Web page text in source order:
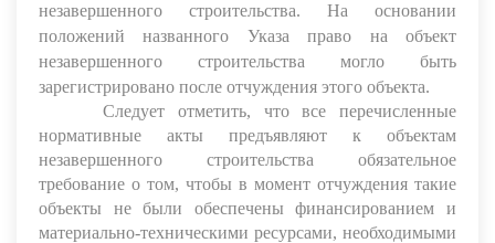
незавершенного строительства. На основании
положений названного Указа право на объект
незавершенного строительства могло быть
зарегистрировано после отчуждения этого объекта.
Следует отметить, что все перечисленные
нормативные акты предъявляют к объектам
незавершенного строительства обязательное
требование о том, чтобы в момент отчуждения такие
объекты не были обеспечены финансированием и
материально-техническими ресурсами, необходимыми